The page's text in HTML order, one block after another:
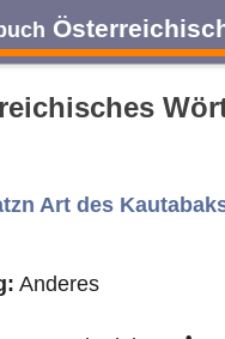
D E F G
M N
Art des
Anderes